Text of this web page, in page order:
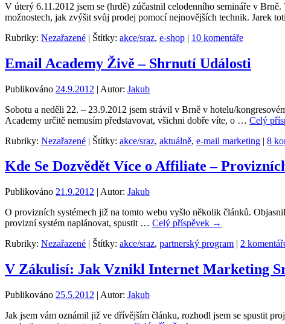
V úterý 6.11.2012 jsem se (hrdě) zúčastnil celodenního semináře v
možnostech, jak zvýšit svůj prodej pomocí nejnovějších technik. Jarek
Rubriky: Nezařazené | Štítky: akce/sraz, e-shop | 10 komentáře
Email Academy Živě – Shrnutí Události
Publikováno 24.9.2012 | Autor: Jakub
Sobotu a neděli 22. – 23.9.2012 jsem strávil v Brně v hotelu/
Academy určitě nemusím představovat, všichni dobře víte, o … Celý
Rubriky: Nezařazené | Štítky: akce/sraz, aktuálně, e-mail marketing | 8
Kde Se Dozvědět Více o Affiliate –
Publikováno 21.9.2012 | Autor: Jakub
O provizních systémech již na tomto webu vyšlo několik článků.
provizní systém naplánovat, spustit … Celý příspěvek →
Rubriky: Nezařazené | Štítky: akce/sraz, partnerský program | 2
V Zákulisí: Jak Vznikl Internet Marketing
Publikováno 25.5.2012 | Autor: Jakub
Jak jsem vám oznámil již ve dřívějším článku, rozhodl jsem se spustit